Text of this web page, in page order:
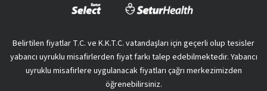
Belirtilen fiyatlar T.C. ve K.K.T.C. vatandaşları için geçerli olup tesisler
yabancı uyruklu misafirlerden fiyat farkı talep edebilmektedir. Yabancı
uyruklu misafirlere uygulanacak fiyatları çağrı merkezimizden
öğrenebilirsiniz.